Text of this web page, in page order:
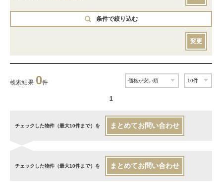
条件で絞り込む
変更
検索結果 0件
1
チェックした物件（最大10件まで）を まとめてお問い合わせ
チェックした物件（最大10件まで）を まとめてお問い合わせ